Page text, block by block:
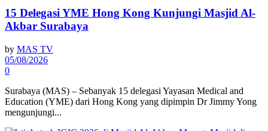
15 Delegasi YME Hong Kong Kunjungi Masjid Al-
Akbar Surabaya
by MAS TV
05/08/2026
0
Surabaya (MAS) – Sebanyak 15 delegasi Yayasan Medical and
Education (YME) dari Hong Kong yang dipimpin Dr Jimmy Yong
mengunjungi...